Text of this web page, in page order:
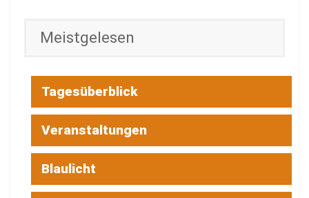
Meistgelesen
Tagesüberblick
Veranstaltungen
Blaulicht